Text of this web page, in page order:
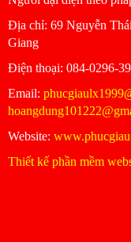
Ðịa chỉ: 69 Nguyễn
Giang
Ðiện thoại: 084-0296-
Email:
Website:
Thiết kế phần mềm